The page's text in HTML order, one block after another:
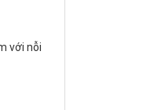
với nỗi